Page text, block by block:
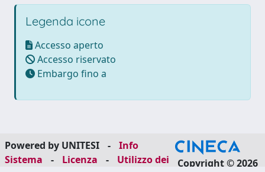
Legenda icone
Accesso aperto
Accesso riservato
Embargo fino a
Powered by UNITESI -
Info
Sistema
- Licenza -
Utilizzo dei
Copyright © 2026